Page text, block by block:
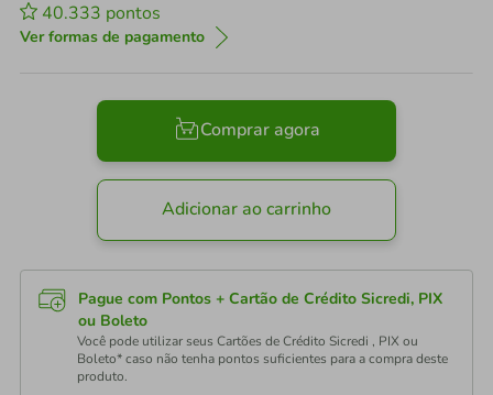
40.333 pontos
Ver formas de pagamento
Comprar agora
Adicionar ao carrinho
Pague com Pontos + Cartão de Crédito Sicredi, PIX
ou Boleto
Você pode utilizar seus Cartões de Crédito Sicredi , PIX ou
Boleto* caso não tenha pontos suficientes para a compra deste
produto.